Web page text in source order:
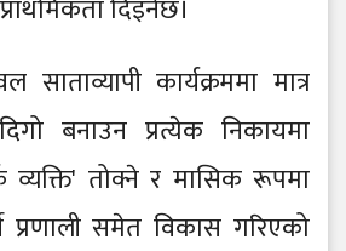
दिइनेछ।
कार्यक्रममा मात्र
बनाउन प्रत्येक निकायमा
व्यक्ति' तोक्ने र मासिक रूपमा
प्रणाली समेत विकास गरिएको